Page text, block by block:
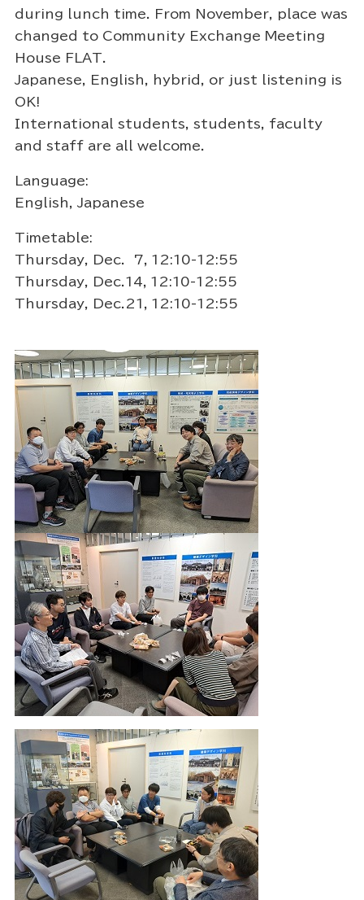
during lunch time. From November, place was
changed to Community Exchange Meeting
House FLAT.
Japanese, English, hybrid, or just listening is
OK!
International students, students, faculty
and staff are all welcome.
Language:
English, Japanese
Timetable:
Thursday, Dec. 7，12:10-12:55
Thursday, Dec.14，12:10-12:55
Thursday, Dec.21，12:10-12:55